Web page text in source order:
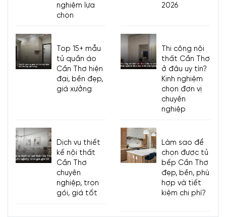
nghiệm lựa
chọn
2026
Top 15+ mẫu
tủ quần áo
Cần Thơ hiện
đại, bền đẹp,
giá xưởng
Thi công nội
thất Cần Thơ
ở đâu uy tín?
Kinh nghiệm
chọn đơn vị
chuyên
nghiệp
Dịch vụ thiết
kế nội thất
Cần Thơ
chuyên
nghiệp, trọn
gói, giá tốt
Làm sao để
chọn được tủ
bếp Cần Thơ
đẹp, bền, phù
hợp và tiết
kiệm chi phí?